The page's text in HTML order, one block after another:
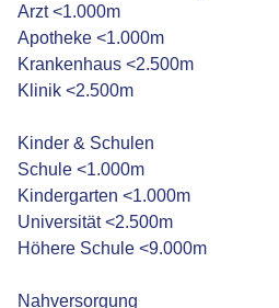
Arzt <1.000m
Apotheke <1.000m
Krankenhaus <2.500m
Klinik <2.500m
Kinder & Schulen
Schule <1.000m
Kindergarten <1.000m
Universität <2.500m
Höhere Schule <9.000m
Nahversorgung